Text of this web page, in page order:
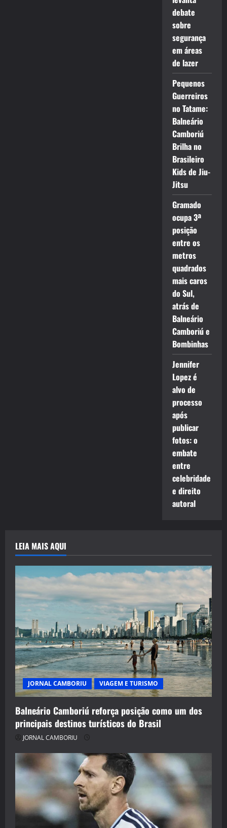
debate
sobre
segurança
em áreas
de lazer
Pequenos
Guerreiros
no Tatame:
Balneário
Camboriú
Brilha no
Brasileiro
Kids de Jiu-
Jitsu
Gramado
ocupa 3ª
posição
entre os
metros
quadrados
mais caros
do Sul,
atrás de
Balneário
Camboriú e
Bombinhas
Jennifer
Lopez é
alvo de
processo
após
publicar
fotos: o
embate
entre
celebridade
e direito
autoral
LEIA MAIS AQUI
JORNAL CAMBORIU VIAGEM E TURISMO
Balneário Camboriú reforça posição como um dos
principais destinos turísticos do Brasil
JORNAL CAMBORIU